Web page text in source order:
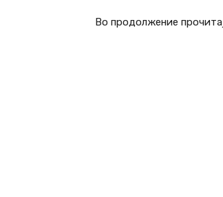
Во продолжение